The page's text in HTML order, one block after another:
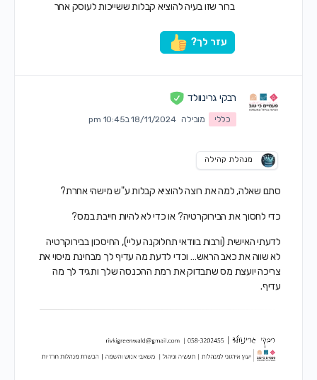
ברור שזו בעיה להוציא קבלות ששייכות לעוסק אחר
עזר לך?
רבקי גרינוולד
כללי מובילה 18/11/2024 ב10:45 pm
מנהלת קהילה
סתם שאלה, למה את רוצה להוציא קבלות ע"ש מישהי אחרת?
כדי לחסוך את הבירוקרטיה? או כדי לא להיות חייבת במס?
לדעתי האישית (ורבות בוודאי תחלוקנה עליי), החיסכון בבירוקרטיה
לא שווה את כאב הראש… וכדי לדעת מה עדיף לך מבחינת מיסוי את
צריכה יועצת מס שתבדוק את רמת ההכנסה שלך ותגיד לך מה
עדיף.